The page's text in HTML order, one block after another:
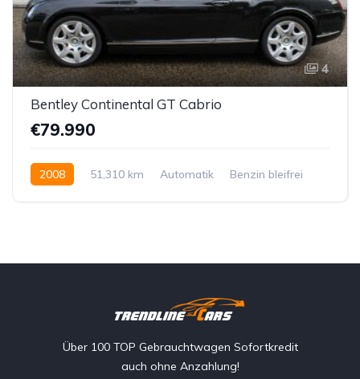
4
Bentley Continental GT Cabrio
€79.990
2008 51,310 km Automatik
Benzin bleifrei
Über 100 TOP Gebrauchtwagen Sofortkredit
auch ohne Anzahlung!